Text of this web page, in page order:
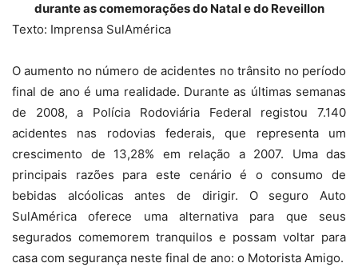
durante as comemorações do Natal e do Reveillon
Texto: Imprensa SulAmérica
O aumento no número de acidentes no trânsito no período
final de ano é uma realidade. Durante as últimas semanas
de 2008, a Polícia Rodoviária Federal registou 7.140
acidentes nas rodovias federais, que representa um
crescimento de 13,28% em relação a 2007. Uma das
principais razões para este cenário é o consumo de
bebidas alcóolicas antes de dirigir. O seguro Auto
SulAmérica oferece uma alternativa para que seus
segurados comemorem tranquilos e possam voltar para
casa com segurança neste final de ano: o Motorista Amigo.